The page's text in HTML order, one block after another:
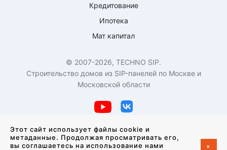
Кредитование
Ипотека
Мат капитал
© 2007-2026, TECHNO SIP.
Строительство домов из SIP-панелей по Москве и
Московской области
Политика конфиденциальности
Этот сайт использует файлы cookie и
метаданные. Продолжая просматривать его,
вы соглашаетесь на использование нами
+